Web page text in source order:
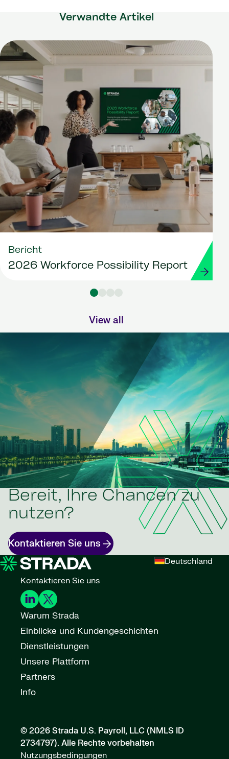
Verwandte Artikel
Bericht
2026 Workforce Possibility Report
View all
Bereit, Ihre Chancen zu
nutzen?
Kontaktieren Sie uns
Deutschland
Kontaktieren Sie uns
Warum Strada
Einblicke und Kundengeschichten
Dienstleistungen
Unsere Plattform
Partners
Info
© 2026 Strada U.S. Payroll, LLC (NMLS ID
2734797). Alle Rechte vorbehalten
Nutzungsbedingungen